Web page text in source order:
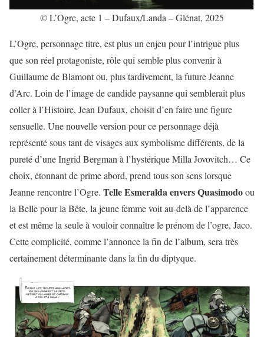
© L’Ogre, acte 1 – Dufaux/Landa – Glénat, 2025
L’Ogre, personnage titre, est plus un enjeu pour l’intrigue plus
que son réel protagoniste, rôle qui semble plus convenir à
Guillaume de Blamont ou, plus tardivement, la future Jeanne
d’Arc. Loin de l’image de candide paysanne qui semblerait plus
coller à l’Histoire, Jean Dufaux, choisit d’en faire une figure
sensuelle. Une nouvelle version pour ce personnage déjà
représenté sous tant de visages aux symbolisme différents, de la
pureté d’une Ingrid Bergman à l’hystérique Milla Jovovitch… Ce
choix, étonnant de prime abord, prend tous son sens lorsque
Jeanne rencontre l’Ogre. Telle Esmeralda envers Quasimodoou
la Belle pour la Bête, la jeune femme voit au-delà de l’apparence
et est même la seule à vouloir connaître le prénom de l’ogre, Jaco.
Cette complicité, comme l’annonce la fin de l’album, sera très
certainement déterminante dans la fin du diptyque.